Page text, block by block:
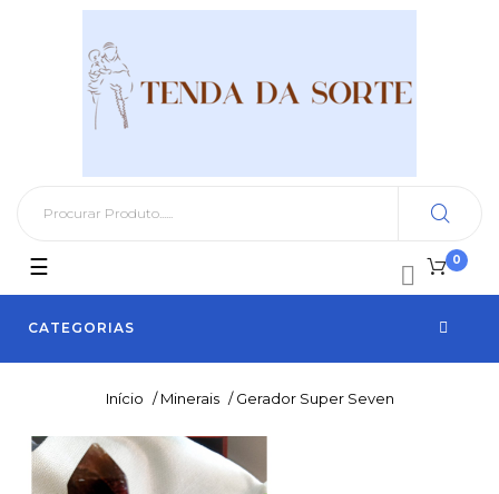
0

CATEGORIAS
Toggle
navigation
☰
Início / Minerais / Gerador Super Seven